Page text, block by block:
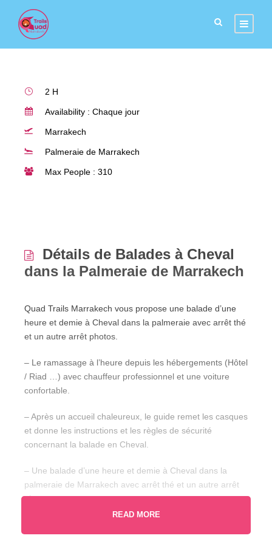
Palmeraie de Marrakech
2 H
Availability : Chaque jour
Marrakech
Palmeraie de Marrakech
Max People : 310
Détails de Balades à Cheval
dans la Palmeraie de Marrakech
Quad Trails Marrakech vous propose une balade d’une
heure et demie à Cheval dans la palmeraie avec arrêt thé
et un autre arrêt photos.
– Le ramassage à l’heure depuis les hébergements (Hôtel
/ Riad …) avec chauffeur professionnel et une voiture
confortable.
– Après un accueil chaleureux, le guide remet les casques
et donne les instructions et les règles de sécurité
concernant la balade en Cheval.
– Une balade d’une heure et demie à Cheval dans la
palmeraie de Marrakech avec arrêt thé et un autre arrêt
photos.
READ MORE